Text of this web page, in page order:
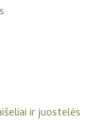
ir juostelės